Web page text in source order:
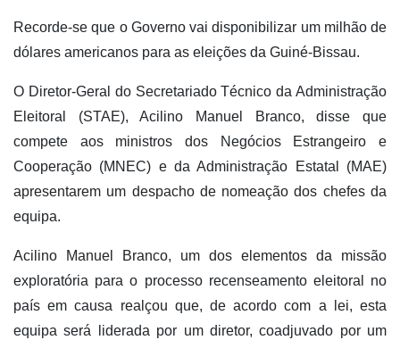
Recorde-se que o Governo vai disponibilizar um milhão de
dólares americanos para as eleições da Guiné-Bissau.
O Diretor-Geral do Secretariado Técnico da Administração
Eleitoral (STAE), Acilino Manuel Branco, disse que
compete aos ministros dos Negócios Estrangeiro e
Cooperação (MNEC) e da Administração Estatal (MAE)
apresentarem um despacho de nomeação dos chefes da
equipa.
Acilino Manuel Branco, um dos elementos da missão
exploratória para o processo recenseamento eleitoral no
país em causa realçou que, de acordo com a lei, esta
equipa será liderada por um diretor, coadjuvado por um